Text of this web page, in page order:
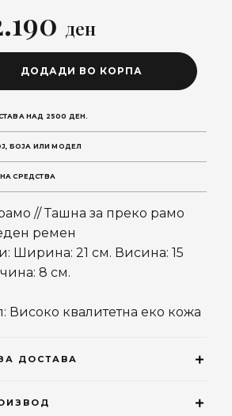
ден
ДОДАДИ ВО КОРПА
НАД 2500 ДЕН.
БОЈА ИЛИ МОДЕЛ
СРЕДСТВА
// Ташна за преко рамо
ремен
Ширина: 21 см. Висина: 15
8 см.
Високо квалитетна еко кожа
ДОСТАВА